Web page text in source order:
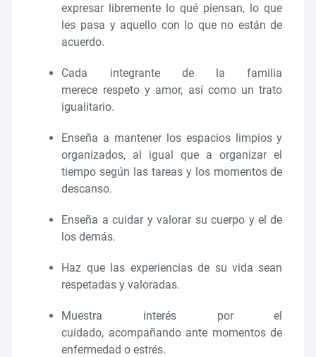
expresar libremente lo qué piensan, lo que
les pasa y aquello con lo que no están de
acuerdo.
Cada integrante de la familia
merece respeto y amor, así como un trato
igualitario.
Enseña a mantener los espacios limpios y
organizados, al igual que a organizar el
tiempo según las tareas y los momentos de
descanso.
Enseña a cuidar y valorar su cuerpo y el de
los demás.
Haz que las experiencias de su vida sean
respetadas y valoradas.
Muestra interés por el
cuidado, acompañando ante momentos de
enfermedad o estrés.